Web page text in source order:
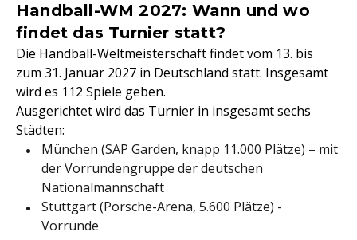
Handball-WM 2027: Wann und wo
findet das Turnier statt?
Die Handball-Weltmeisterschaft findet vom 13. bis
zum 31. Januar 2027 in Deutschland statt. Insgesamt
wird es 112 Spiele geben.
Ausgerichtet wird das Turnier in insgesamt sechs
Städten:
München (SAP Garden, knapp 11.000 Plätze) – mit
der Vorrundengruppe der deutschen
Nationalmannschaft
Stuttgart (Porsche-Arena, 5.600 Plätze) -
Vorrunde